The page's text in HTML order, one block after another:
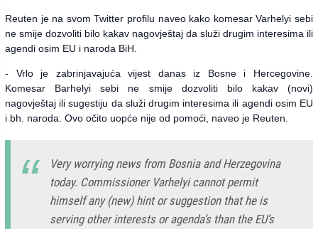
Reuten je na svom Twitter profilu naveo kako komesar Varhelyi sebi
ne smije dozvoliti bilo kakav nagovještaj da služi drugim interesima ili
agendi osim EU i naroda BiH.
- Vrlo je zabrinjavajuća vijest danas iz Bosne i Hercegovine.
Komesar Barhelyi sebi ne smije dozvoliti bilo kakav (novi)
nagovještaj ili sugestiju da služi drugim interesima ili agendi osim EU
i bh. naroda. Ovo očito uopće nije od pomoći, naveo je Reuten.
Very worrying news from Bosnia and Herzegovina
today. Commissioner Varhelyi cannot permit
himself any (new) hint or suggestion that he is
serving other interests or agenda’s than the EU’s